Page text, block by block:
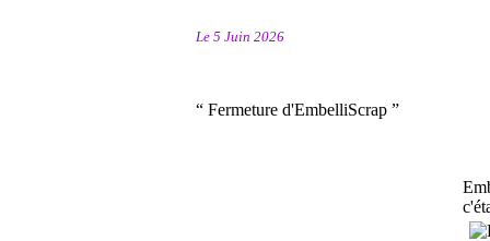
Le 5 Juin 2026
“ Fermeture d'EmbelliScrap ”